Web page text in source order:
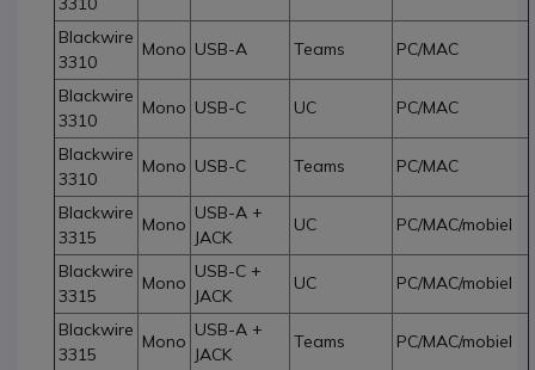
Blackwire
3310
Mono USB-A Teams PC/MAC
Blackwire
3310
Mono USB-C UC PC/MAC
Blackwire
3310
Mono USB-C Teams PC/MAC
Blackwire
3315
Mono
USB-A +
JACK
UC PC/MAC/mobiel
Blackwire
3315
Mono
USB-C +
JACK
UC PC/MAC/mobiel
Blackwire
3315
Mono
USB-A +
JACK
Teams PC/MAC/mobiel